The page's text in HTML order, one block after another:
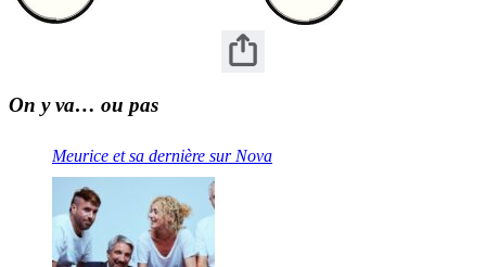
On y va… ou pas
Meurice et sa dernière sur Nova